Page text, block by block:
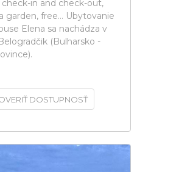
check-in and check-out,
garden, free... Ubytovanie
Elena sa nachádza v
(Bulharsko -
DOSTUPNOSŤ